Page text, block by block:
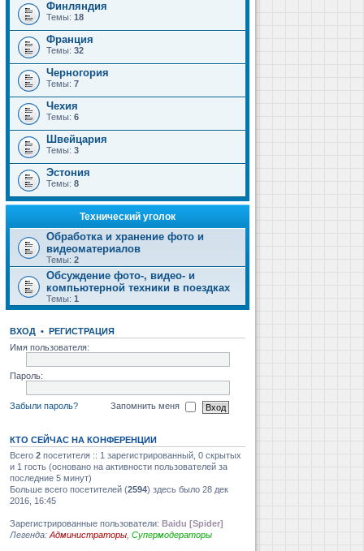
Финляндия
Темы: 18
Франция
Темы: 32
Черногория
Темы: 7
Чехия
Темы: 6
Швейцария
Темы: 3
Эстония
Темы: 8
Технический уголок
Обработка и хранение фото и
видеоматериалов
Темы: 2
Обсуждение фото-, видео- и
компьютерной техники в поездках
Темы: 1
ВХОД • РЕГИСТРАЦИЯ
Имя пользователя:
Пароль:
Забыли пароль? Запомнить меня
КТО СЕЙЧАС НА КОНФЕРЕНЦИИ
Всего 2 посетителя :: 1 зарегистрированный, 0 скрытых
и 1 гость (основано на активности пользователей за
последние 5 минут)
Больше всего посетителей (2594) здесь было 28 дек
2016, 16:45
Зарегистрированные пользователи: Baidu [Spider]
Легенда: Администраторы Супермодераторы